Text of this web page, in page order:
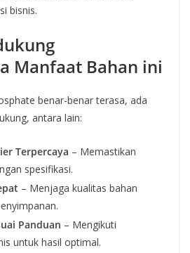
bisnis.
Manfaat Bahan ini
benar-benar terasa, ada
antara lain:
Terpercaya – Memastikan
spesifikasi.
– Menjaga kualitas bahan
Panduan – Mengikuti
untuk hasil optimal.